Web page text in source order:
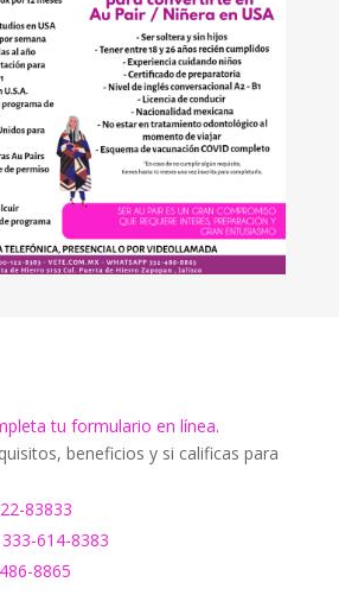
tu formulario en línea.
beneficios y si calificas para
83833
614-8383
8865